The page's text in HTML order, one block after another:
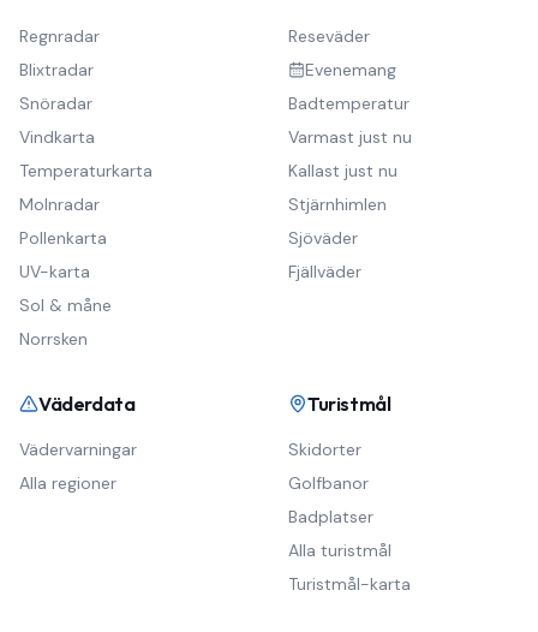
Regnradar
Blixtradar
Snöradar
Vindkarta
Temperaturkarta
Molnradar
Pollenkarta
UV-karta
Sol & måne
Norrsken
Reseväder
Evenemang
Badtemperatur
Varmast just nu
Kallast just nu
Stjärnhimlen
Sjöväder
Fjällväder
Väderdata
Vädervarningar
Alla regioner
Turistmål
Skidorter
Golfbanor
Badplatser
Alla turistmål
Turistmål-karta